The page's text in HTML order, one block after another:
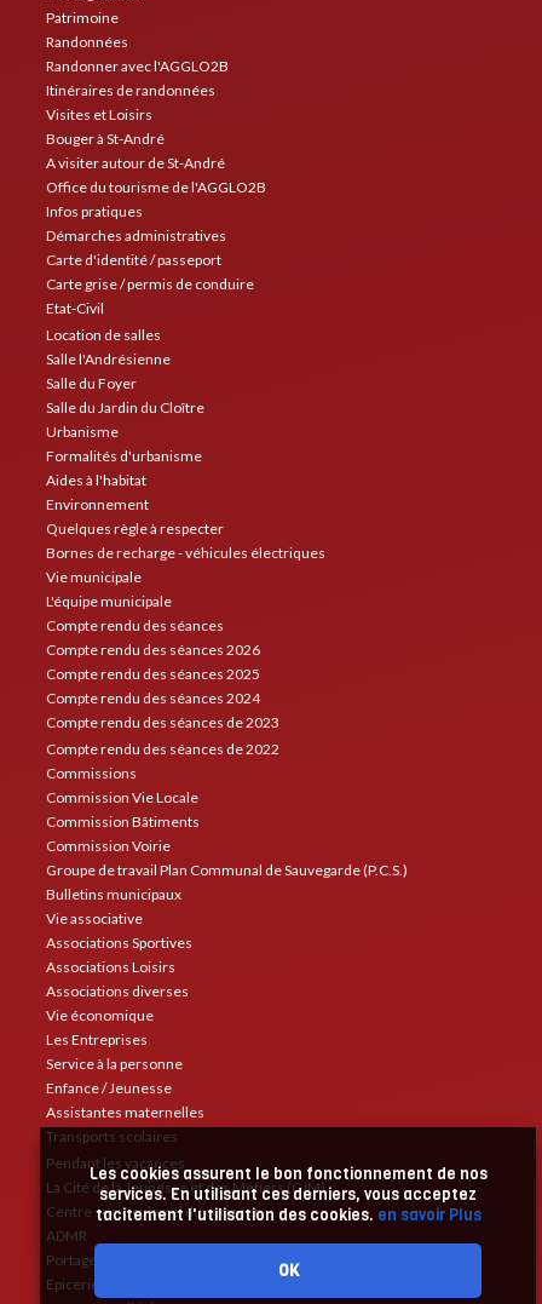
Les cookies assurent le bon fonctionnement de nos
services. En utilisant ces derniers, vous acceptez
tacitement l'utilisation des cookies. en savoir Plus
OK
Patrimoine
Randonnées
Randonner avec l'AGGLO2B
Itinéraires de randonnées
Visites et Loisirs
Bouger à St-André
A visiter autour de St-André
Office du tourisme de l'AGGLO2B
Infos pratiques
Démarches administratives
Carte d'identité / passeport
Carte grise / permis de conduire
Etat-Civil
Location de salles
Salle l'Andrésienne
Salle du Foyer
Salle du Jardin du Cloître
Urbanisme
Formalités d'urbanisme
Aides à l'habitat
Environnement
Quelques règle à respecter
Bornes de recharge - véhicules électriques
Vie municipale
L'équipe municipale
Compte rendu des séances
Compte rendu des séances 2026
Compte rendu des séances 2025
Compte rendu des séances 2024
Compte rendu des séances de 2023
Compte rendu des séances de 2022
Commissions
Commission Vie Locale
Commission Bâtiments
Commission Voirie
Groupe de travail Plan Communal de Sauvegarde (P.C.S.)
Bulletins municipaux
Vie associative
Associations Sportives
Associations Loisirs
Associations diverses
Vie économique
Les Entreprises
Service à la personne
Enfance / Jeunesse
Assistantes maternelles
Transports scolaires
Pendant les vacances
La Cité de la Jeunesse et des Métiers (CJM)
Centre socio culturel du cerizéen
ADMR
Portage de repas
Epicerie solidaire